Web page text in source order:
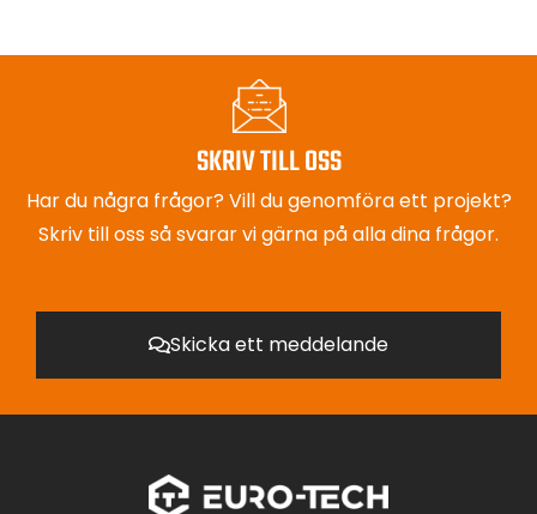
SKRIV TILL OSS
Har du några frågor? Vill du genomföra ett projekt?
Skriv till oss så svarar vi gärna på alla dina frågor.
Skicka ett meddelande